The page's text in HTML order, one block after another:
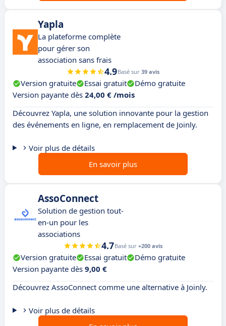
Yapla
La plateforme complète
pour gérer son
association sans frais
4.9Basé sur 39 avis
Version gratuite Essai gratuit
Démo gratuite
Version payante dès 24,00 € /mois
Découvrez Yapla, une solution innovante pour la gestion
des événements en ligne, en remplacement de Joinly.
Voir plus de détails
En savoir plus
AssoConnect
Solution de gestion tout-
en-un pour les
associations
4.7Basé sur +200 avis
Version gratuite Essai gratuit
Démo gratuite
Version payante dès 9,00 €
Découvrez AssoConnect comme une alternative à Joinly.
Voir plus de détails